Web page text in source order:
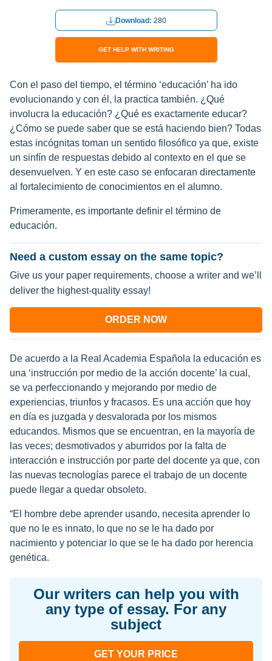
Download: 280
GET HELP WITH WRITING
Con el paso del tiempo, el término ‘educación’ ha ido
evolucionando y con él, la practica también. ¿Qué
involucra la educación? ¿Qué es exactamente educar?
¿Cómo se puede saber que se está haciendo bien? Todas
estas incógnitas toman un sentido filosófico ya que, existe
un sinfín de respuestas debido al contexto en el que se
desenvuelven. Y en este caso se enfocaran directamente
al fortalecimiento de conocimientos en el alumno.
Primeramente, es importante definir el término de
educación.
Need a custom essay on the same topic?
Give us your paper requirements, choose a writer and we’ll
deliver the highest-quality essay!
ORDER NOW
De acuerdo a la Real Academia Española la educación es
una ‘instrucción por medio de la acción docente’ la cual,
se va perfeccionando y mejorando por medio de
experiencias, triunfos y fracasos. Es una acción que hoy
en día es juzgada y desvalorada por los mismos
educandos. Mismos que se encuentran, en la mayoría de
las veces; desmotivados y aburridos por la falta de
interacción e instrucción por parte del docente ya que, con
las nuevas tecnologías parece el trabajo de un docente
puede llegar a quedar obsoleto.
“El hombre debe aprender usando, necesita aprender lo
que no le es innato, lo que no se le ha dado por
nacimiento y potenciar lo que se le ha dado por herencia
genética.
Our writers can help you with
any type of essay. For any
subject
GET YOUR PRICE